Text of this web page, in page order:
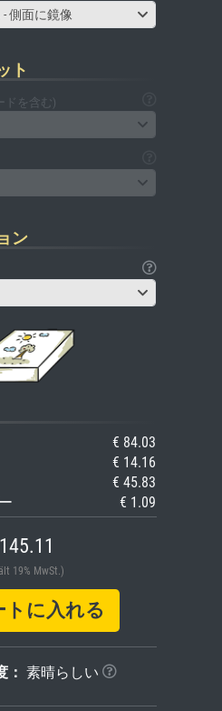
側面に鏡像
ト
ドを含む)
ン
€ 84.03
€ 14.16
€ 45.83
€ 1.09
19% MwSt.)
に入れる
： 素晴らしい